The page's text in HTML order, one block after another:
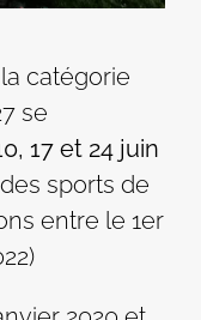
catégorie
se
17 et 24 juin
sports de
entre le 1er